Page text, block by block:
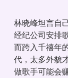
林晓峰坦言自
经纪公司安排
而跨入千禧年
代，太多外貌
做歌手可能会